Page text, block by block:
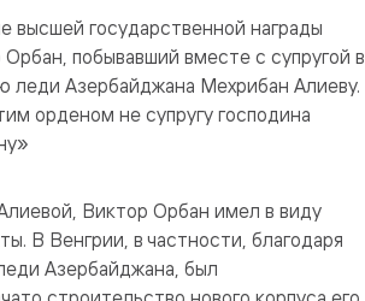
высшей государственной награды
побывавший вместе с супругой в
леди Азербайджана Мехрибан Алиеву.
орденом не супругу господина
Виктор Орбан имел в виду
В Венгрии, в частности, благодаря
Азербайджана, был